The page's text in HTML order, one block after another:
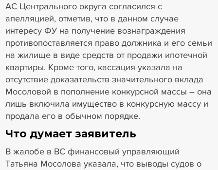
АС Центрального округа согласился с
апелляцией, отметив, что в данном случае
интересу ФУ на получение вознаграждения
противопоставляется право должника и его семьи
на жилище в виде средств от продажи ипотечной
квартиры. Кроме того, кассация указала на
отсутствие доказательств значительного вклада
Мосоловой в пополнение конкурсной массы – она
лишь включила имущество в конкурсную массу и
продала его в обычном порядке.
Что думает заявитель
В жалобе в ВС финансовый управляющий
Татьяна Мосолова указала, что выводы судов о